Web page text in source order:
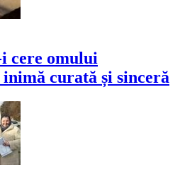
cere omului
curată și sinceră